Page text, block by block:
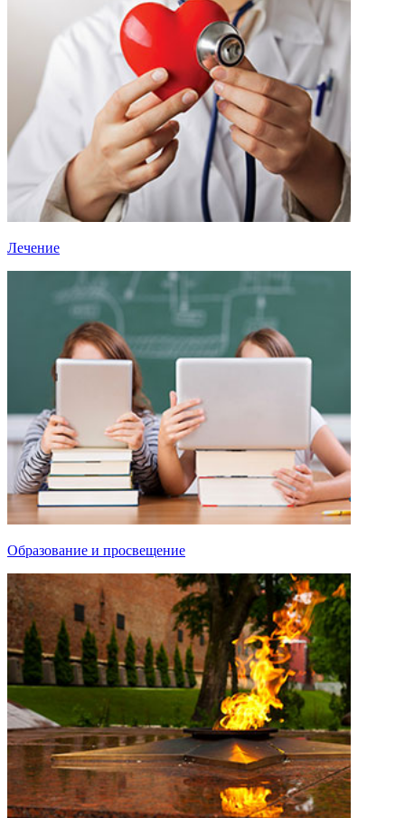
Лечение
Образование и просвещение